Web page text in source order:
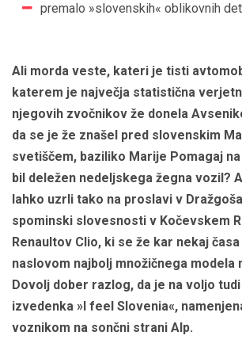
premalo »slovenskih« oblikovnih
Ali morda veste, kateri je tisti
katerem je največja statistična
njegovih zvočnikov že donela
da se je že znašel pred slovenskim
svetiščem, baziliko Marije Pomagaj
bil deležen nedeljskega žegna vozil?
lahko uzrli tako na proslavi v
spominski slovesnosti v Kočevskem
Renaultov Clio, ki se že kar nekaj časa
naslovom najbolj množičnega modela
Dovolj dober razlog, da je na voljo
izvedenka »I feel Slovenia«,
voznikom na sončni strani Alp.